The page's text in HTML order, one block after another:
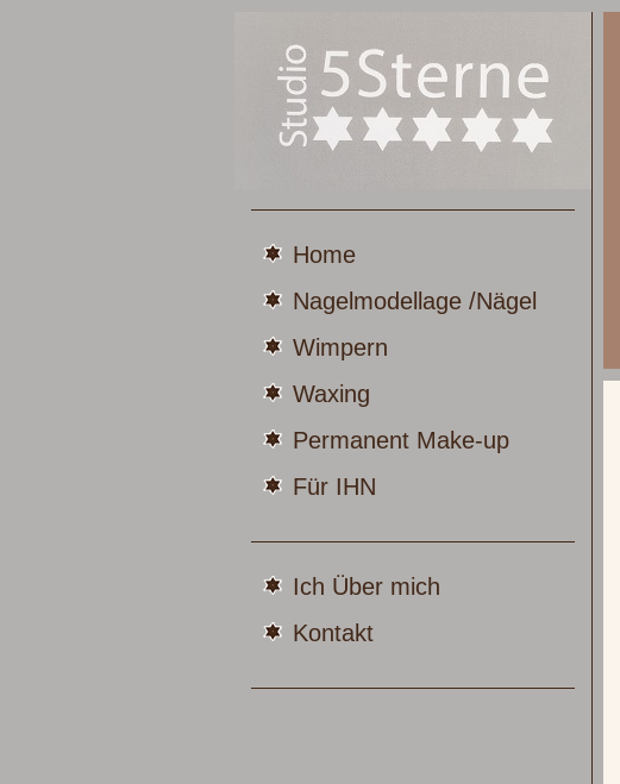
Home
Nagelmodellage /Nägel
Wimpern
Waxing
Permanent Make-up
Für IHN
Ich Über mich
Kontakt